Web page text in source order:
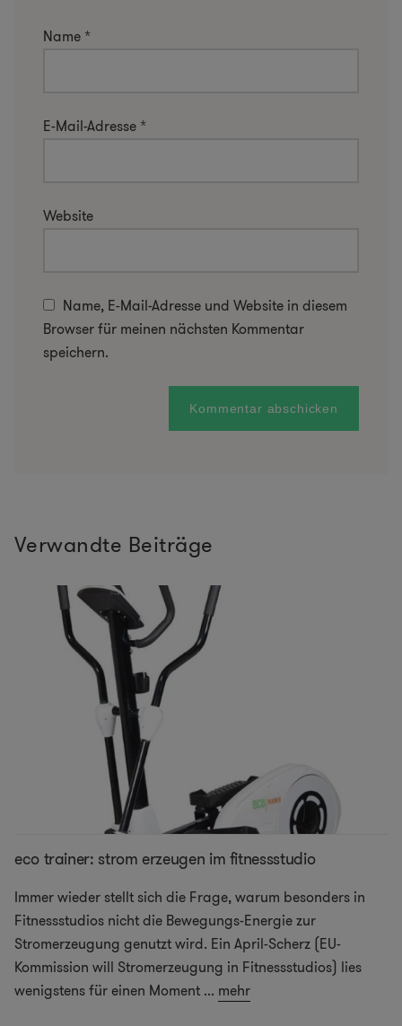
Name *
E-Mail-Adresse *
Website
Name, E-Mail-Adresse und Website in diesem
Browser für meinen nächsten Kommentar
speichern.
Verwandte Beiträge
eco trainer: strom erzeugen im fitnessstudio
Immer wieder stellt sich die Frage, warum besonders in
Fitnessstudios nicht die Bewegungs-Energie zur
Stromerzeugung genutzt wird. Ein April-Scherz (EU-
Kommission will Stromerzeugung in Fitnessstudios) lies
wenigstens für einen Moment ... mehr